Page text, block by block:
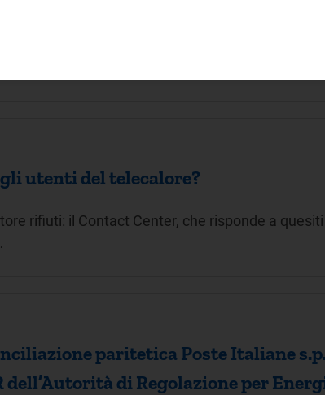
è stato istituito dall'Autorità per mettere a
utenti del telecalore?
rifiuti: il Contact Center, che risponde a
paritetica Poste Italiane
di Regolazione per